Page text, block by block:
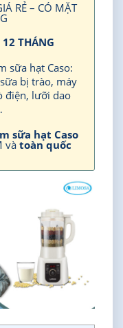
RẺ – CÓ MẶT
12 THÁNG
sữa hạt Caso:
bị trào, máy
điện, lưỡi dao
sữa hạt Caso
và toàn quốc